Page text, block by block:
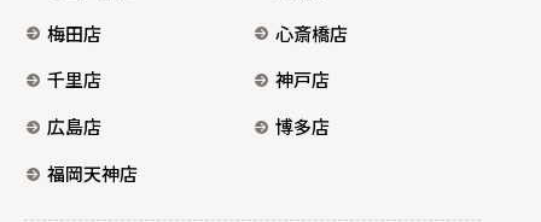
梅田店
心斎橋店
千里店
神戸店
広島店
博多店
福岡天神店